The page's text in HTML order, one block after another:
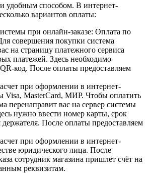
удобным способом. В интернет-
вариантов оплаты:
при онлайн-заказе: Оплата по
совершения покупки система
на страницу платежного сервиса
платежей. Здесь необходимо
код. После оплаты предоставляем
при оформлении в интернет-
Visa, MasterCard, МИР. Чтобы оплатить
перенаправит вас на сервер системы
нужно ввести номер карты, срок
После оплаты предоставляем
при оформлении в интернет-
юридического лица. После
сотрудник магазина пришлет счёт на
реквизитам.